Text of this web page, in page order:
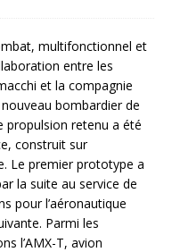
multifonctionnel et
entre les
et la compagnie
bombardier de
propulsion retenu a été
construit sur
Le premier prototype a
la suite au service de
pour l’aéronautique
Parmi les
l’AMX-T, avion